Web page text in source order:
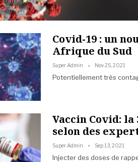
Covid-19 : un
Afrique du Sud
Super Admin Nov 25, 2021
Potentiellement très
Vaccin Covid: la
selon des
Super Admin Sep 13, 2021
Injecter des doses de